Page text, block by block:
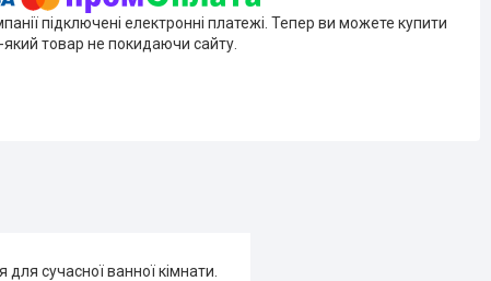
підключені електронні платежі. Тепер ви можете купити
товар не покидаючи сайту.
сучасної ванної кімнати.